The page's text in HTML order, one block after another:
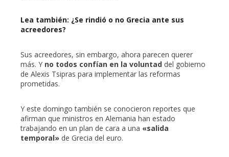
Lea también: ¿Se rindió o no Grecia ante sus
acreedores?
Sus acreedores, sin embargo, ahora parecen querer
más. Y no todos confían en la voluntad del gobierno
de Alexis Tsipras para implementar las reformas
prometidas.
Y este domingo también se conocieron reportes que
afirman que ministros en Alemania han estado
trabajando en un plan de cara a una «salida
temporal» de Grecia del euro.